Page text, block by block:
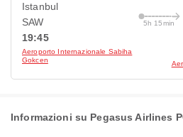
Istanbul
SAW
19:45
Aeroporto Internazionale Sabiha
Gokcen
5h 15min
Informazioni su Pegasus Airlines